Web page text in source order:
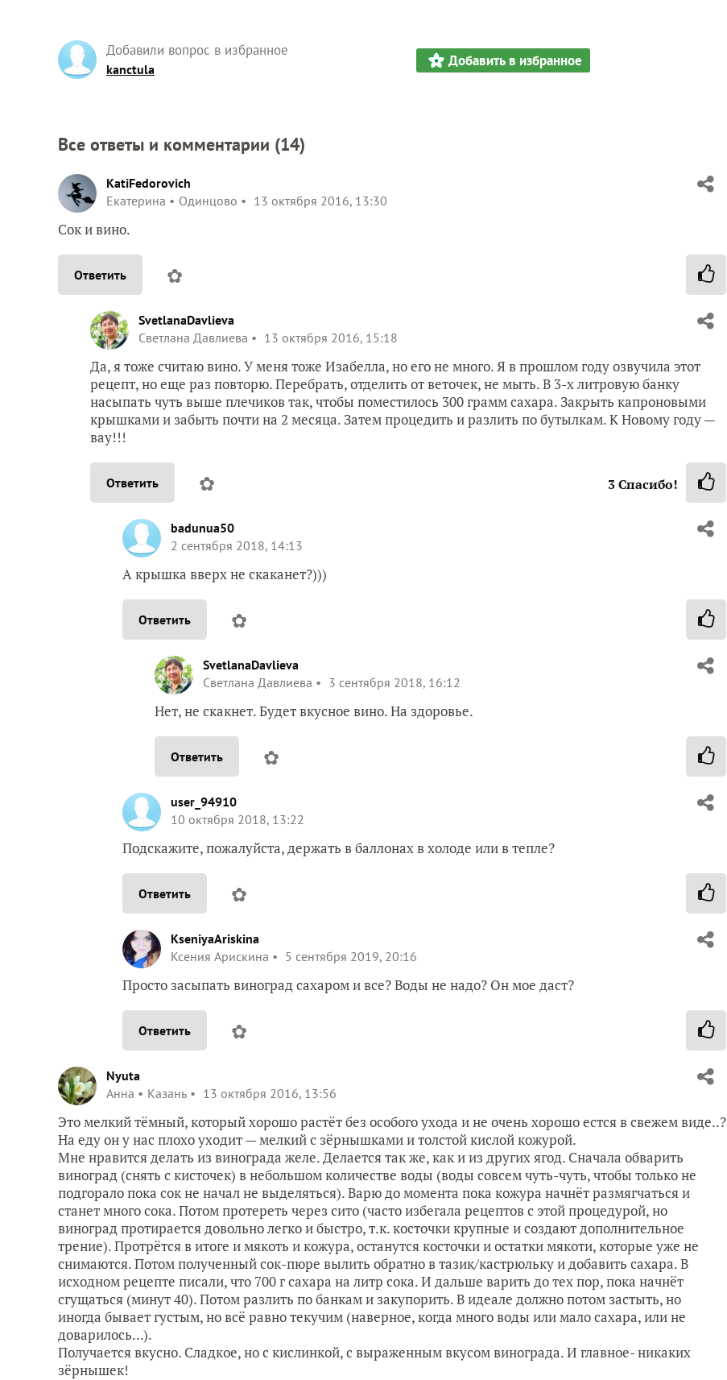
Добавили вопрос в избранное
kanctula Добавить в избранное
Все ответы и комментарии (14)
KatiFedorovich
Екатерина
Одинцово 13 октября 2016, 13:30
Сок и вино.
Ответить ✿
SvetlanaDavlieva
Светлана Давлиева
13 октября 2016, 15:18
Да, я тоже считаю вино. У меня тоже Изабелла, но его не много. Я в прошлом году озвучила этот
рецепт, но еще раз повторю. Перебрать, отделить от веточек, не мыть. В 3-х литровую банку
насыпать чуть выше плечиков так, чтобы поместилось 300 грамм сахара. Закрыть капроновыми
крышками и забыть почти на 2 месяца. Затем процедить и разлить по бутылкам. К Новому году —
вау!!!
Ответить ✿ 3Спасибо!
badunua50
2 сентября 2018, 14:13
А крышка вверх не скаканет?)))
Ответить ✿
SvetlanaDavlieva
Светлана Давлиева
3 сентября 2018, 16:12
Нет, не скакнет. Будет вкусное вино. На здоровье.
Ответить ✿
user_94910
10 октября 2018, 13:22
Подскажите, пожалуйста, держать в баллонах в холоде или в тепле?
Ответить ✿
KseniyaAriskina
Ксения Арискина
5 сентября 2019, 20:16
Просто засыпать виноград сахаром и все? Воды не надо? Он мое даст?
Ответить ✿
Nyuta
Анна
Казань 13 октября 2016, 13:56
Это мелкий тёмный, который хорошо растёт без особого ухода и не очень хорошо естся в свежем виде..?
На еду он у нас плохо уходит — мелкий с зёрнышками и толстой кислой кожурой.
Мне нравится делать из винограда желе. Делается так же, как и из других ягод. Сначала обварить
виноград (снять с кисточек) в небольшом количестве воды (воды совсем чуть-чуть, чтобы только не
подгорало пока сок не начал не выделяться). Варю до момента пока кожура начнёт размягчаться и
станет много сока. Потом протереть через сито (часто избегала рецептов с этой процедурой, но
виноград протирается довольно легко и быстро, т.к. косточки крупные и создают дополнительное
трение). Протрётся в итоге и мякоть и кожура, останутся косточки и остатки мякоти, которые уже не
снимаются. Потом полученный сок-пюре вылить обратно в тазик/кастрюльку и добавить сахара. В
исходном рецепте писали, что 700 г сахара на литр сока. И дальше варить до тех пор, пока начнёт
сгущаться (минут 40). Потом разлить по банкам и закупорить. В идеале должно потом застыть, но
иногда бывает густым, но всё равно текучим (наверное, когда много воды или мало сахара, или не
доварилось...).
Получается вкусно. Сладкое, но с кислинкой, с выраженным вкусом винограда. И главное- никаких
зёрнышек!